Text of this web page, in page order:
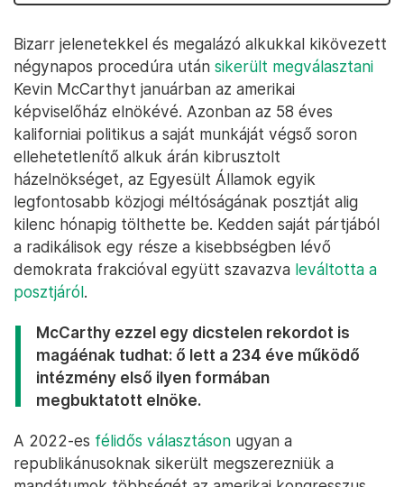
Bizarr jelenetekkel és megalázó alkukkal kikövezett
négynapos procedúra után sikerült megválasztani
Kevin McCarthyt januárban az amerikai
képviselőház elnökévé. Azonban az 58 éves
kaliforniai politikus a saját munkáját végső soron
ellehetetlenítő alkuk árán kibrusztolt
házelnökséget, az Egyesült Államok egyik
legfontosabb közjogi méltóságának posztját alig
kilenc hónapig tölthette be. Kedden saját pártjából
a radikálisok egy része a kisebbségben lévő
demokrata frakcióval együtt szavazva leváltotta a
posztjáról.
McCarthy ezzel egy dicstelen rekordot is
magáénak tudhat: ő lett a 234 éve működő
intézmény első ilyen formában
megbuktatott elnöke.
A 2022-es félidős választáson ugyan a
republikánusoknak sikerült megszerezniük a